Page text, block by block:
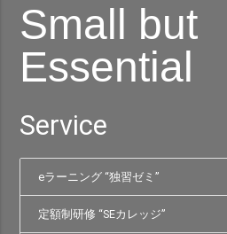
Small but
Essential
Service
eラーニング “独習ゼミ”
定額制研修 “SEカレッジ”